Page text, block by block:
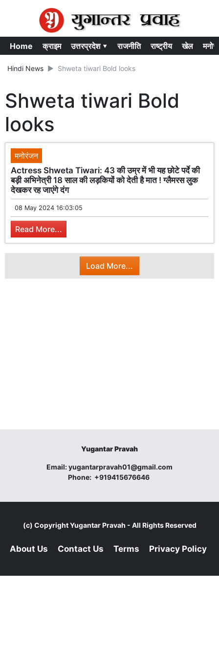
Home क्राइम उत्तरप्रदेश ▾ राजनीति राष्ट्रीय खेल
Hindi News Shweta tiwari Bold looks
Shweta tiwari Bold
looks
मनोरंजन
Actress Shweta Tiwari: 43 की उम्र में भी यह छोटे पर्दे की
बड़ी अभिनेत्री 18 साल की लड़कियों को देती है मात ! ग्लैमरस लुक
देखकर रह जाएंगे दंग
08 May 2024 16:03:05
Read More...
Load More...
Yugantar Pravah
Email:yugantarpravah01@gmail.com
Phone: +919415676646
(c) CopyrightYugantar Pravah - All Rights Reserved
About Us Contact Us Terms Privacy Policy